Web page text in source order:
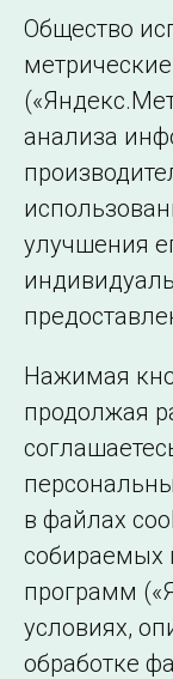
размещения
Новосибирское
Страница 1 из 2.
1 2 Далее
©2005–2026 АО
Общество
анализа
улучшения
Нажимая
продолжая
в файлах
собираемых
программ
условиях,
обработке